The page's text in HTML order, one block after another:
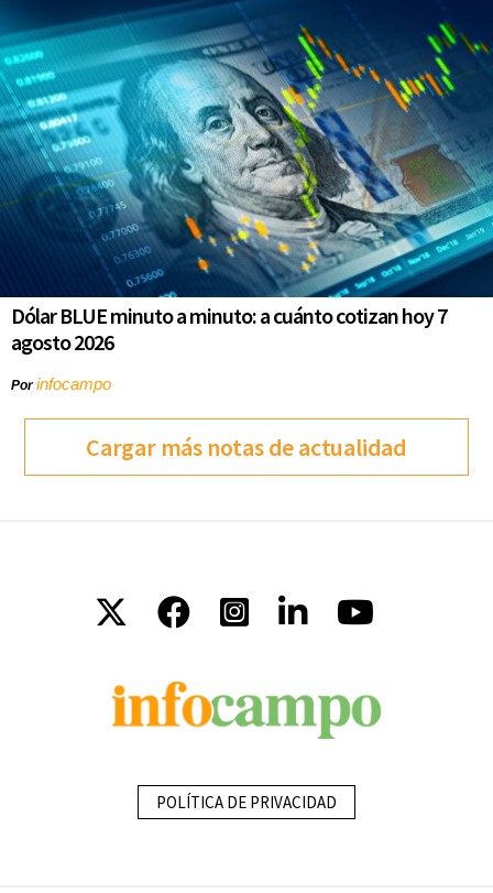
Dólar BLUE minuto a minuto: a cuánto cotizan hoy 7
agosto 2026
Porinfocampo
Cargar más notas de actualidad
POLÍTICA DE PRIVACIDAD